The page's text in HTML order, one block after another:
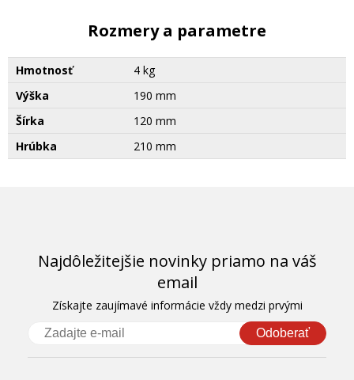
Rozmery a parametre
Hmotnosť
4 kg
Výška
190 mm
Šírka
120 mm
Hrúbka
210 mm
Najdôležitejšie novinky priamo na váš
email
Získajte zaujímavé informácie vždy medzi prvými
Odoberať